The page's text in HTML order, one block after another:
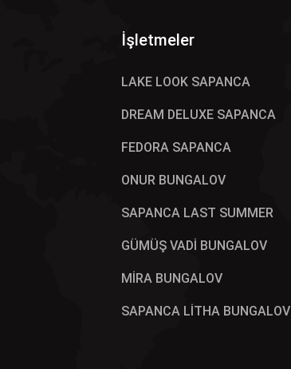
İşletmeler
LAKE LOOK SAPANCA
DREAM DELUXE SAPANCA
FEDORA SAPANCA
ONUR BUNGALOV
SAPANCA LAST SUMMER
GÜMÜŞ VADİ BUNGALOV
MİRA BUNGALOV
SAPANCA LİTHA BUNGALOV